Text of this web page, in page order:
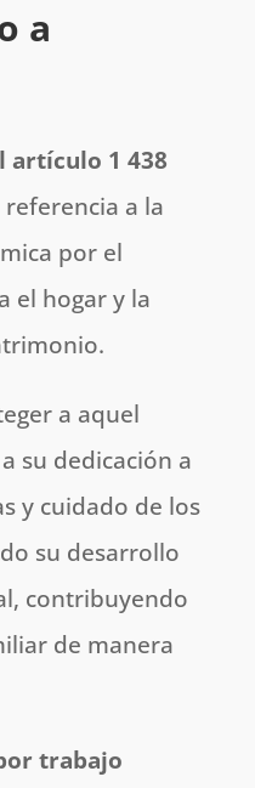
a
artículo 1 438
referencia a la
por el
el hogar y la
a aquel
su dedicación a
y cuidado de los
su desarrollo
contribuyendo
de manera
trabajo